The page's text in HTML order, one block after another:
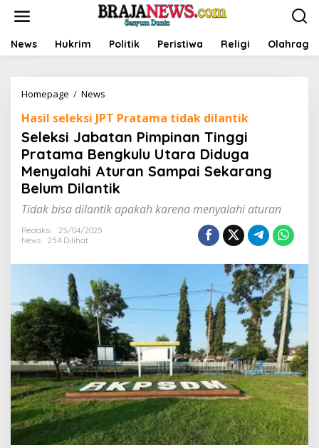
t
News Hukrim Politik Peristiwa Religi Olahraga
Homepage / News
l
e
k
s
i
J
a
b
i
m
p
i
n
a
n
T
i
n
g
g
i
Hasil seleksi JPT Pratama tidak dilantik
Seleksi Jabatan Pimpinan Tinggi
Pratama Bengkulu Utara Diduga
Menyalahi Aturan Sampai Sekarang
Belum Dilantik
Tidak bisa dilantik apakah karena menyalahi aturan
Redaksi
25/04/2025
News
254 Dilihat